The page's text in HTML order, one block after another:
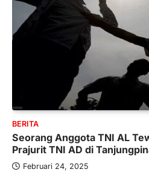
BERITA
Seorang Anggota TNI AL
Prajurit TNI AD di
Februari 24, 2025